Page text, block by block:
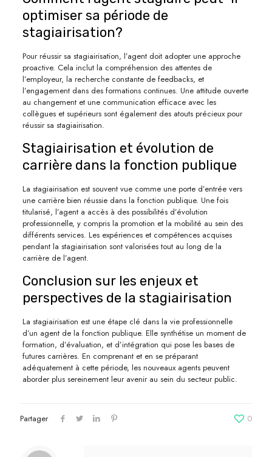
optimiser sa période de
stagiairisation?
Pour réussir sa stagiairisation, l’agent doit adopter une approche
proactive. Cela inclut la compréhension des attentes de
l’employeur, la recherche constante de feedbacks, et
l’engagement dans des formations continues. Une attitude ouverte
au changement et une communication efficace avec les
collègues et supérieurs sont également des atouts précieux pour
réussir sa stagiairisation.
Stagiairisation et évolution de
carrière dans la fonction publique
La stagiairisation est souvent vue comme une porte d’entrée vers
une carrière bien réussie dans la fonction publique. Une fois
titularisé, l’agent a accès à des possibilités d’évolution
professionnelle, y compris la promotion et la mobilité au sein des
différents services. Les expériences et compétences acquises
pendant la stagiairisation sont valorisées tout au long de la
carrière de l’agent.
Conclusion sur les enjeux et
perspectives de la stagiairisation
La stagiairisation est une étape clé dans la vie professionnelle
d’un agent de la fonction publique. Elle synthétise un moment de
formation, d’évaluation, et d’intégration qui pose les bases de
futures carrières. En comprenant et en se préparant
adéquatement à cette période, les nouveaux agents peuvent
aborder plus sereinement leur avenir au sein du secteur public.
Partager 0